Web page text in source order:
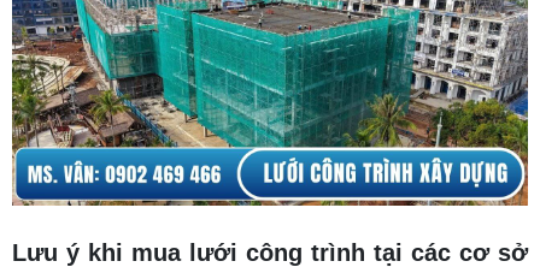
Lưu ý khi mua lưới công trình tại các cơ sở